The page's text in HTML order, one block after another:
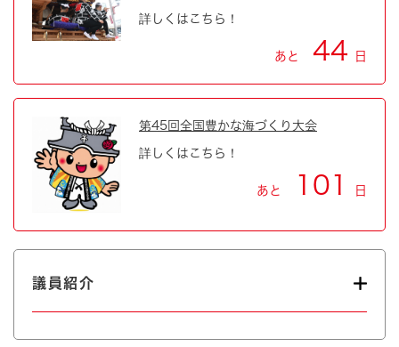
詳しくはこちら！
あと 44 日
第45回全国豊かな海づくり大会
詳しくはこちら！
あと 101 日
議員紹介